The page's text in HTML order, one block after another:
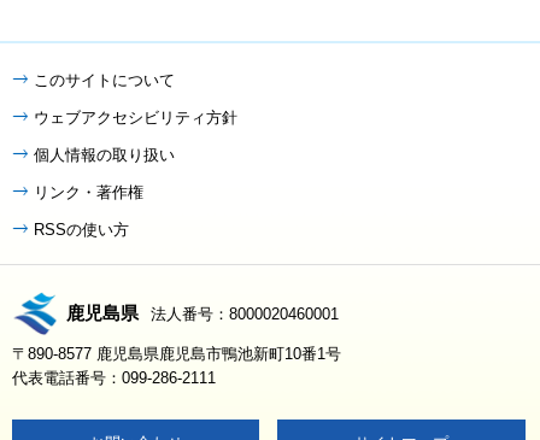
このサイトについて
ウェブアクセシビリティ方針
個人情報の取り扱い
リンク・著作権
RSSの使い方
鹿児島県 法人番号：8000020460001
〒890-8577 鹿児島県鹿児島市鴨池新町10番1号
代表電話番号：099-286-2111